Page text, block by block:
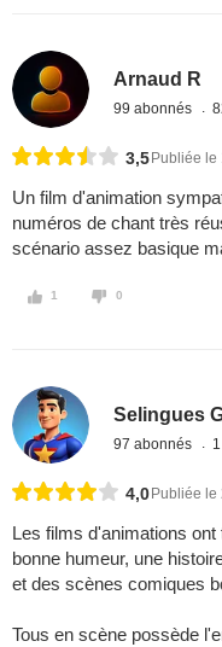
Arnaud R
99 abonnés
3,5 Publiée le
Un film d'animation
numéros de chant très
scénario assez basique
1 0
Selingues
97 abonnés
4,0 Publiée le
Les films d'animations
bonne humeur, une
et des scènes comiques
Tous en scène possède